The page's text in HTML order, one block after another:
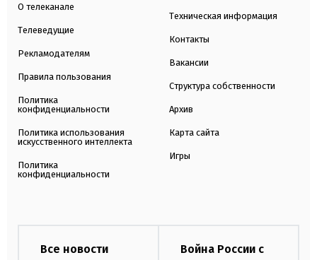
О телеканале
Телеведущие
Рекламодателям
Правила пользования
Политика
конфиденциальности
Политика использования
искусственного интеллекта
Политика
конфиденциальности
Техническая информация
Контакты
Вакансии
Структура собственности
Архив
Карта сайта
Игры
Все новости
Война России с